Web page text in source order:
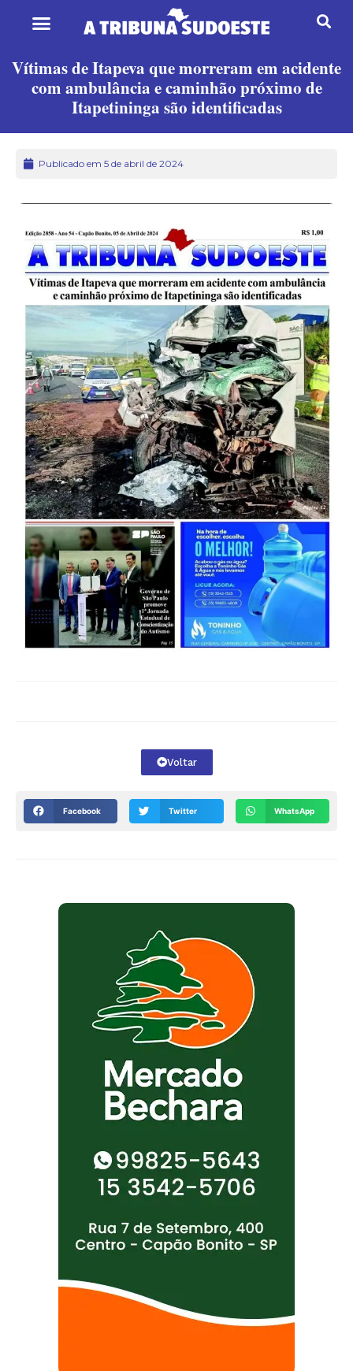
Vítimas de Itapeva que morreram em acidente
com ambulância e caminhão próximo de
Itapetininga são identificadas
Publicado em 5 de abril de 2024
Voltar
Facebook Twitter WhatsApp